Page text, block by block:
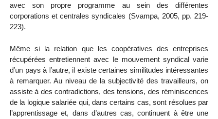
avec son propre programme au sein des différentes
corporations et centrales syndicales (Svampa, 2005, pp. 219-
223).
Même si la relation que les coopératives des entreprises
récupérées entretiennent avec le mouvement syndical varie
d’un pays à l’autre, il existe certaines similitudes intéressantes
à remarquer. Au niveau de la subjectivité des travailleurs, on
assiste à des contradictions, des tensions, des réminiscences
de la logique salariée qui, dans certains cas, sont résolues par
l’apprentissage et, dans d’autres cas, continuent à être une